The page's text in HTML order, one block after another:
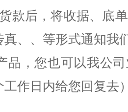
款后，将收据、底
真、、等形式通知我
，您也可以我公
工作日内给您回复去